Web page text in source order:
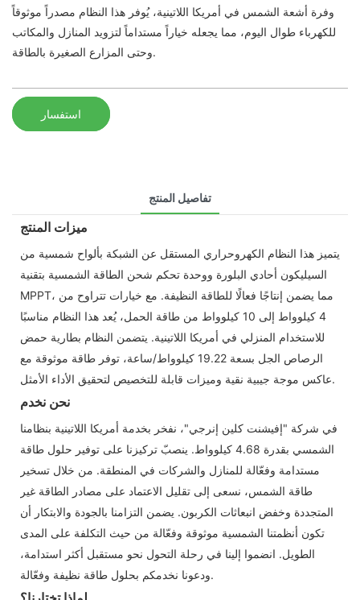
وفرة أشعة الشمس في أمريكا اللاتينية، يُوفر هذا النظام مصدراً موثوقاً
للكهرباء طوال اليوم، مما يجعله خياراً مستداماً لتزويد المنازل والمكاتب
وحتى المزارع الصغيرة بالطاقة.
استفسار
تفاصيل المنتج
ميزات المنتج
يتميز هذا النظام الكهروحراري المستقل عن الشبكة بألواح شمسية من
السيليكون أحادي البلورة ووحدة تحكم شحن الطاقة الشمسية بتقنية
MPPT، مما يضمن إنتاجًا فعالًا للطاقة النظيفة. مع خيارات تتراوح من
4 كيلوواط إلى 10 كيلوواط من طاقة الحمل، يُعد هذا النظام مناسبًا
للاستخدام المنزلي في أمريكا اللاتينية. يتضمن النظام بطارية حمض
الرصاص الجل بسعة 19.22 كيلوواط/ساعة، توفر طاقة موثوقة مع
عاكس موجة جيبية نقية وميزات قابلة للتخصيص لتحقيق الأداء الأمثل.
نحن نخدم
في شركة "إفيشنت كلين إنرجي"، نفخر بخدمة أمريكا اللاتينية بنظامنا
الشمسي بقدرة 4.68 كيلوواط. ينصبّ تركيزنا على توفير حلول طاقة
مستدامة وفعّالة للمنازل والشركات في المنطقة. من خلال تسخير
طاقة الشمس، نسعى إلى تقليل الاعتماد على مصادر الطاقة غير
المتجددة وخفض انبعاثات الكربون. يضمن التزامنا بالجودة والابتكار أن
تكون أنظمتنا الشمسية موثوقة وفعّالة من حيث التكلفة على المدى
الطويل. انضموا إلينا في رحلة التحول نحو مستقبل أكثر استدامة،
ودعونا نخدمكم بحلول طاقة نظيفة وفعّالة.